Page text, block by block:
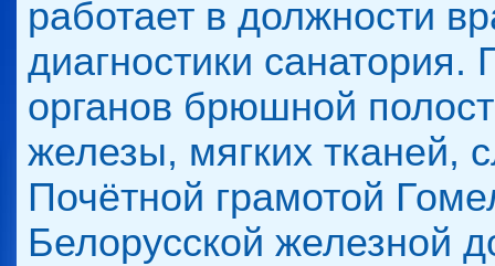
работает в должности
диагностики
органов брюшной
железы, мягких тканей,
Почётной грамотой
Белорусской железной